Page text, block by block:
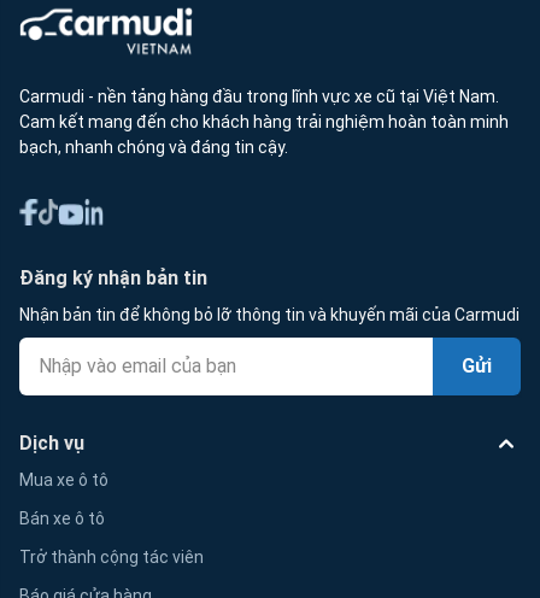
Carmudi - nền tảng hàng đầu trong lĩnh vực xe cũ tại Việt Nam.
Cam kết mang đến cho khách hàng trải nghiệm hoàn toàn minh
bạch, nhanh chóng và đáng tin cậy.
Đăng ký nhận bản tin
Nhận bản tin để không bỏ lỡ thông tin và khuyến mãi của Carmudi
Gửi
Dịch vụ
Mua xe ô tô
Bán xe ô tô
Trở thành cộng tác viên